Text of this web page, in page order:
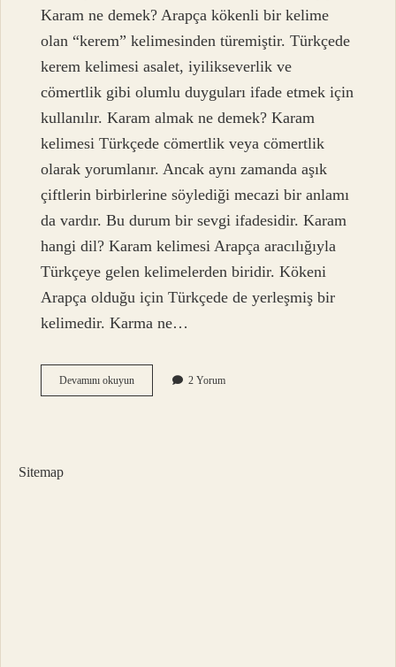
Karam ne demek? Arapça kökenli bir kelime
olan “kerem” kelimesinden türemiştir. Türkçede
kerem kelimesi asalet, iyilikseverlik ve
cömertlik gibi olumlu duyguları ifade etmek için
kullanılır. Karam almak ne demek? Karam
kelimesi Türkçede cömertlik veya cömertlik
olarak yorumlanır. Ancak aynı zamanda aşık
çiftlerin birbirlerine söylediği mecazi bir anlamı
da vardır. Bu durum bir sevgi ifadesidir. Karam
hangi dil? Karam kelimesi Arapça aracılığıyla
Türkçeye gelen kelimelerden biridir. Kökeni
Arapça olduğu için Türkçede de yerleşmiş bir
kelimedir. Karma ne…
Devamını okuyunSevgiliye
Karam
2 Yorum
Sitemap